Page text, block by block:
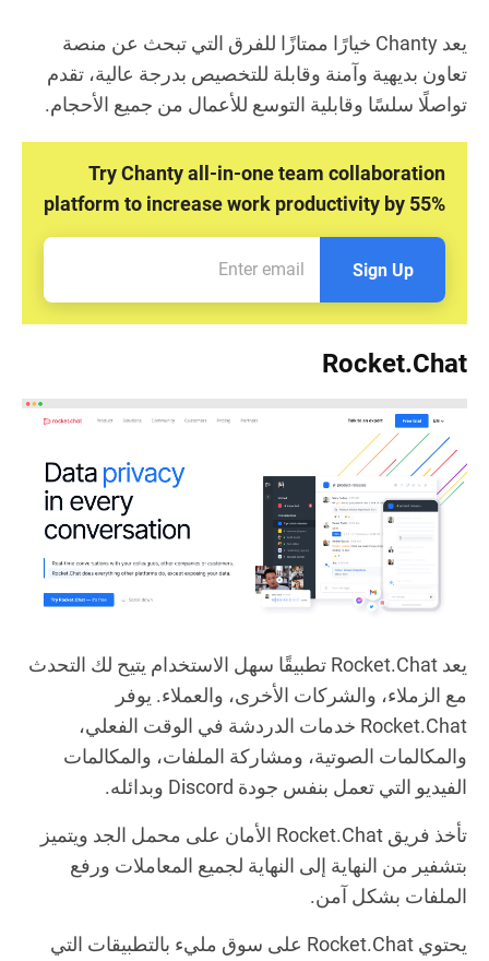
يعد Chanty خيارًا ممتازًا للفرق التي تبحث عن منصة
تعاون بديهية وآمنة وقابلة للتخصيص بدرجة عالية، تقدم
تواصلًا سلسًا وقابلية التوسع للأعمال من جميع الأحجام.
Try Chanty all-in-one team collaboration
platform to increase work productivity by 55%
Sign Up
Rocket.Chat
يعد Rocket.Chat تطبيقًا سهل الاستخدام يتيح لك التحدث
مع الزملاء، والشركات الأخرى، والعملاء. يوفر
Rocket.Chat خدمات الدردشة في الوقت الفعلي،
والمكالمات الصوتية، ومشاركة الملفات، والمكالمات
الفيديو التي تعمل بنفس جودة Discord وبدائله.
تأخذ فريق Rocket.Chat الأمان على محمل الجد ويتميز
بتشفير من النهاية إلى النهاية لجميع المعاملات ورفع
الملفات بشكل آمن.
يحتوي Rocket.Chat على سوق مليء بالتطبيقات التي